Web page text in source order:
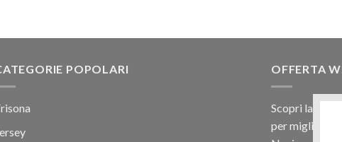
POPOLARI OFFERTA
Scopri la
per migliaia